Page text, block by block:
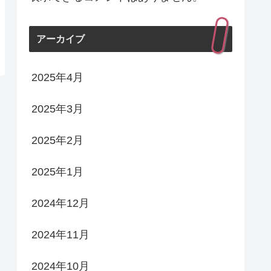
アーカイブ
2025年4月
2025年3月
2025年2月
2025年1月
2024年12月
2024年11月
2024年10月